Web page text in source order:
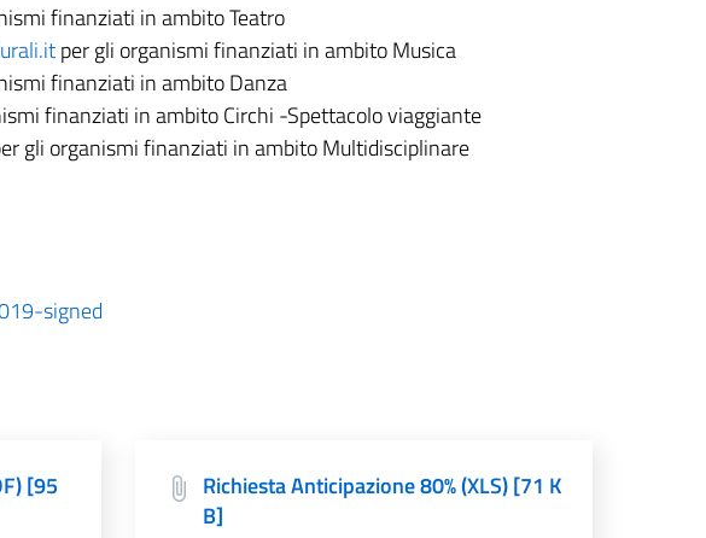
finanziati in ambito Teatro
per gli organismi finanziati in ambito Musica
finanziati in ambito Danza
finanziati in ambito Circhi -Spettacolo viaggiante
gli organismi finanziati in ambito Multidisciplinare
signed
[95
Richiesta Anticipazione 80% (XLS) [71 K
B]